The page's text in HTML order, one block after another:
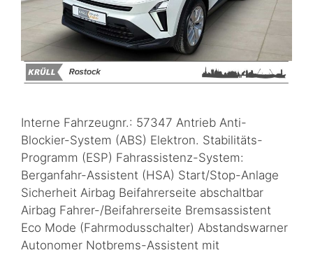
Interne Fahrzeugnr.: 57347 Antrieb Anti-
Blockier-System (ABS) Elektron. Stabilitäts-
Programm (ESP) Fahrassistenz-System:
Berganfahr-Assistent (HSA) Start/Stop-Anlage
Sicherheit Airbag Beifahrerseite abschaltbar
Airbag Fahrer-/Beifahrerseite Bremsassistent
Eco Mode (Fahrmodusschalter) Abstandswarner
Autonomer Notbrems-Assistent mit